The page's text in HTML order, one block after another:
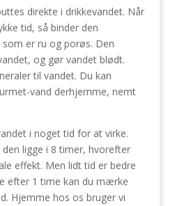
direkte i drikkevandet. Når
tid, så binder den
er ru og porøs. Den
og gør vandet blødt.
til vandet. Du kan
vand derhjemme, nemt
i noget tid for at virke.
ligge i 8 timer, hvorefter
effekt. Men lidt tid er bedre
efter 1 time kan du mærke
Hjemme hos os bruger vi